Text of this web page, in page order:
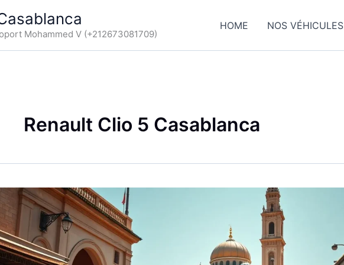
Mohammed V (+212673081709)
HOME NOS VÉHICULES
Renault Clio 5 Casablanca